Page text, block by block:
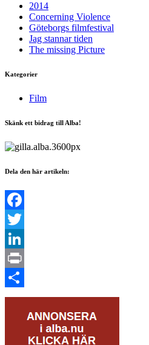
2014
Concerning Violence
Göteborgs filmfestival
Jag stannar tiden
The missing Picture
Kategorier
Film
Skänk ett bidrag till Alba!
Dela den här artikeln:
Facebook
Twitter
LinkedIn
Print
Dela